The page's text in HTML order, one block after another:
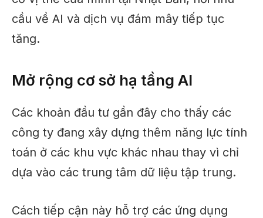
cầu về AI và dịch vụ đám mây tiếp tục
tăng.
Mở rộng cơ sở hạ tầng AI
Các khoản đầu tư gần đây cho thấy các
công ty đang xây dựng thêm năng lực tính
toán ở các khu vực khác nhau thay vì chỉ
dựa vào các trung tâm dữ liệu tập trung.
Cách tiếp cận này hỗ trợ các ứng dụng